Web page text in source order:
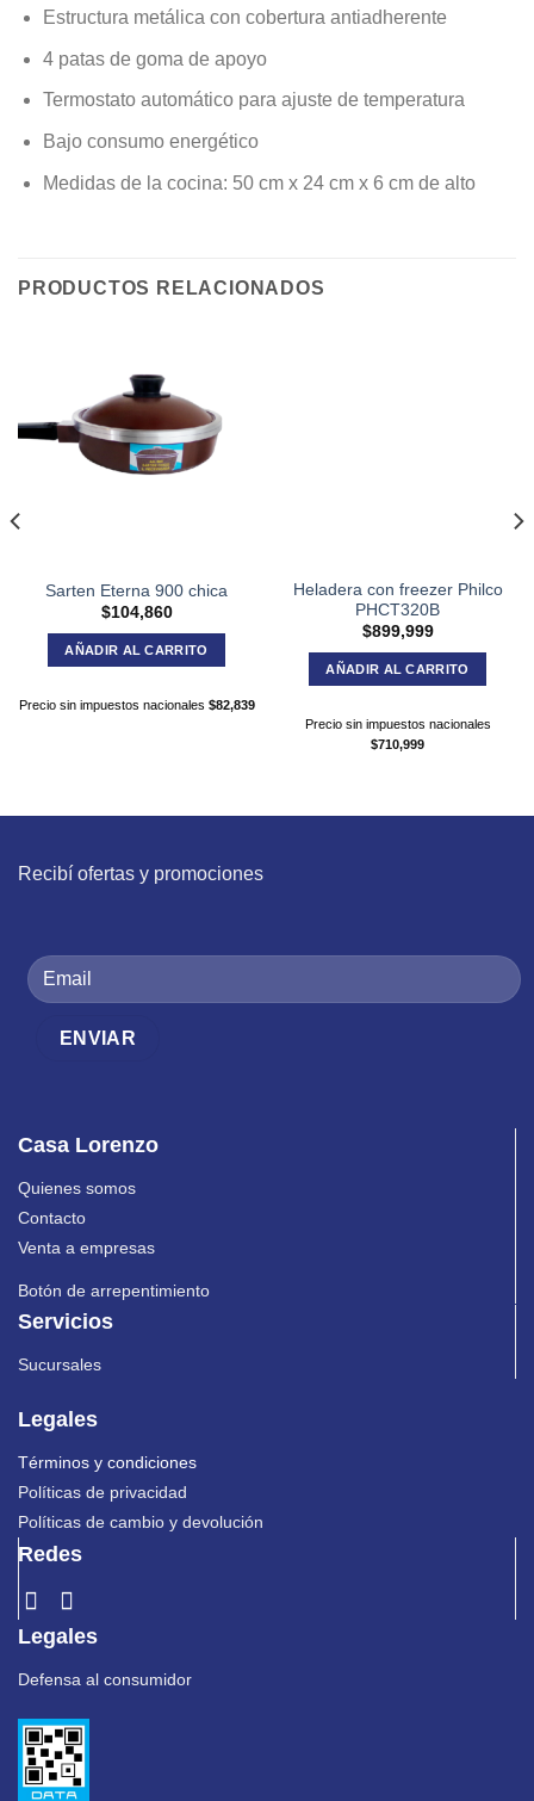
Estructura metálica con cobertura antiadherente
4 patas de goma de apoyo
Termostato automático para ajuste de temperatura
Bajo consumo energético
Medidas de la cocina: 50 cm x 24 cm x 6 cm de alto
PRODUCTOS RELACIONADOS
Sarten Eterna 900 chica
$104,860
AÑADIR AL CARRITO
Precio sin impuestos nacionales $82,839
Heladera con freezer Philco
PHCT320B
$899,999
AÑADIR AL CARRITO
Precio sin impuestos nacionales
$710,999
Recibí ofertas y promociones
Casa Lorenzo
Quienes somos
Contacto
Venta a empresas
Botón de arrepentimiento
Servicios
Sucursales
Legales
Términos y condiciones
Políticas de privacidad
Políticas de cambio y devolución
Redes
Legales
Defensa al consumidor